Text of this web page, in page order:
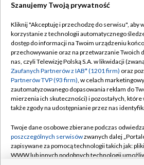
TVP
Abonament TVP
Emisja w TVP
Centrum informacji TVP
Naziemna Telewizja Cyfrowa
Rada Programowa
System NOS
Regulamin
Polityka
Moje zgody
Pomoc
Kontakt
Szanujemy Twoją prywatność
Kliknij "Akceptuję i przechodzę do serwisu", aby
korzystanie z technologii automatycznego
dostęp do informacji na Twoim urządzeniu
przechowywanie oraz na przetwarzanie Twoich
nas, czyli Telewizję Polską S.A. w likwidacji
Zaufanych Partnerów z IAB* (1201 firm) oraz
Partnerów TVP (93 firm), w celach
zautomatyzowanego dopasowania reklam do
mierzenia ich skuteczności) i pozostałych, które
także zgody na udostępnianie przez nas
Twoje dane osobowe zbierane podczas
poszczególnych serwisówzwanych dalej
zapisywane za pomocą technologii takich jak:
WWW lub innych podobnych technologii